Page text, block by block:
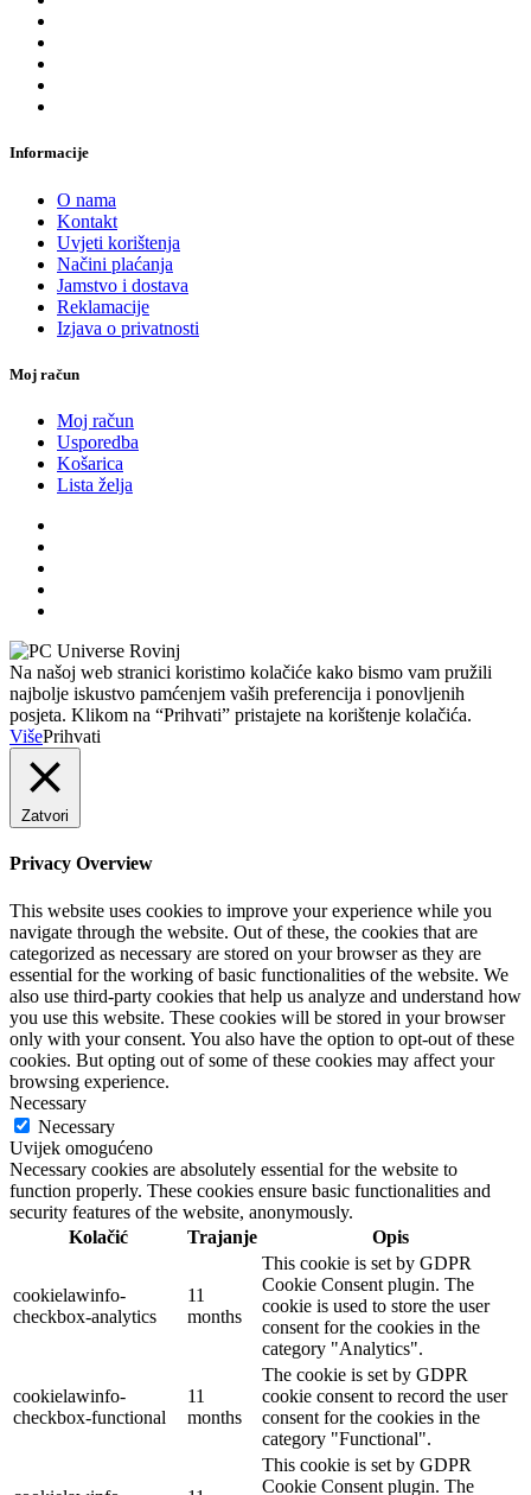
Informacije
O nama
Kontakt
Uvjeti korištenja
Načini plaćanja
Jamstvo i dostava
Reklamacije
Izjava o privatnosti
Moj račun
Moj račun
Usporedba
Košarica
Lista želja
Na našoj web stranici koristimo kolačiće kako bismo vam pružili
najbolje iskustvo pamćenjem vaših preferencija i ponovljenih
posjeta. Klikom na “Prihvati” pristajete na korištenje kolačića.
VišePrihvati
Zatvori
Privacy Overview
This website uses cookies to improve your experience while you
navigate through the website. Out of these, the cookies that are
categorized as necessary are stored on your browser as they are
essential for the working of basic functionalities of the website. We
also use third-party cookies that help us analyze and understand how
you use this website. These cookies will be stored in your browser
only with your consent. You also have the option to opt-out of these
cookies. But opting out of some of these cookies may affect your
browsing experience.
Necessary
Necessary
Uvijek omogućeno
Necessary cookies are absolutely essential for the website to
function properly. These cookies ensure basic functionalities and
security features of the website, anonymously.
Kolačić
Trajanje Opis
cookielawinfo-
checkbox-analytics
11
months
This cookie is set by GDPR
Cookie Consent plugin. The
cookie is used to store the user
consent for the cookies in the
category "Analytics".
cookielawinfo-
checkbox-functional
11
months
The cookie is set by GDPR
cookie consent to record the user
consent for the cookies in the
category "Functional".
This cookie is set by GDPR
Cookie Consent plugin. The